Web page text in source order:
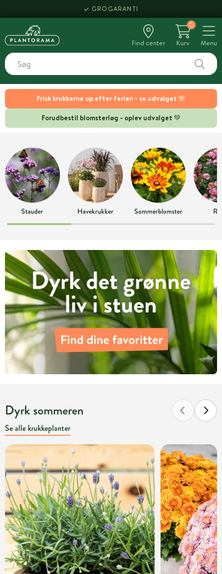
GROGARANTI
Find center
0
Kurv
Menu
Frisk krukkerne op efter ferien - se udvalget 🌸
Forudbestil blomsterløg - oplev udvalget 💚
Stauder Havekrukker Sommerblomster
Dyrk sommeren
Se alle krukkeplanter